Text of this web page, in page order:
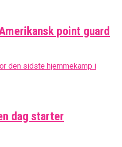
point guard
dag starter